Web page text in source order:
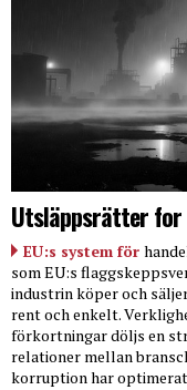
Utsläppsrätter for
EU:s system för
som EU:s
industrin köper och
rent och enkelt.
förkortningar döljs en
relationer mellan
korruption har